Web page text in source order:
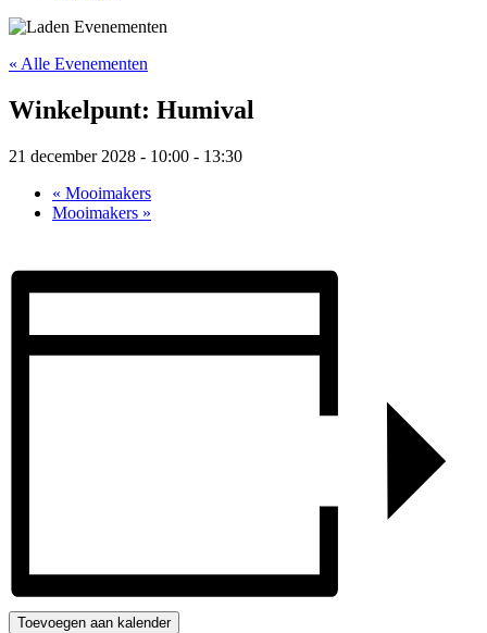
« Alle Evenementen
Winkelpunt: Humival
21 december 2028 - 10:00 - 13:30
« Mooimakers
Mooimakers »
Toevoegen aan kalender